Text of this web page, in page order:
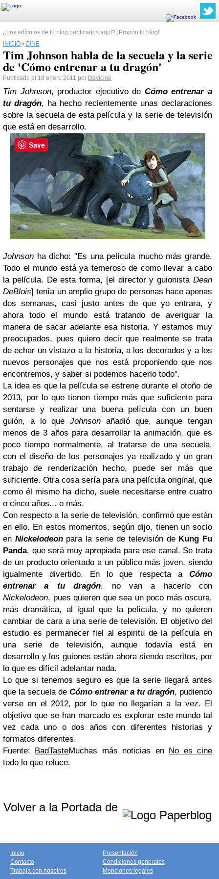
¿Los artículos de tu blog publicados aquí? ¡Propón tu blog!
INICIO › CINE
Tim Johnson habla de la secuela y la serie
de 'Cómo entrenar a tu dragón'
Publicado el 18 enero 2011 por Davicine
Tim Johnson, productor ejecutivo de Cómo entrenar a
tu dragón, ha hecho recientemente unas declaraciones
sobre la secuela de esta película y la serie de televisión
que está en desarrollo.
Johnson ha dicho: "Es una película mucho más grande.
Todo el mundo está ya temeroso de como llevar a cabo
la película. De esta forma, [el director y guionista Dean
DeBlois] tenía un amplio grupo de personas hace apenas
dos semanas, casi justo antes de que yo entrara, y
ahora todo el mundo está tratando de averiguar la
manera de sacar adelante esa historia. Y estamos muy
preocupados, pues quiero decir que realmente se trata
de echar un vistazo a la historia, a los decorados y a los
nuevos personajes que nos está proponiendo que nos
encontremos, y saber si podemos hacerlo todo".
La idea es que la película se estrene durante el otoño de
2013, por lo que tienen tiempo más que suficiente para
sentarse y realizar una buena película con un buen
guión, a lo que Johnson añadió que, aunque tengan
menos de 3 años para desarrollar la animación, que es
poco tiempo normalmente, al tratarse de una secuela,
con el diseño de los personajes ya realizado y un gran
trabajo de renderización hecho, puede ser más que
suficiente. Otra cosa sería para una película original, que
como él mismo ha dicho, suele necesitarse entre cuatro
o cinco años... o más.
Con respecto a la serie de televisión, confirmó que están
en ello. En estos momentos, según dijo, tienen un socio
en Nickelodeon para la serie de televisión deKung Fu
Panda, que será muy apropiada para ese canal. Se trata
de un producto orientado a un público más joven, siendo
igualmente divertido. En lo que respecta a Cómo
entrenar a tu dragón, no van a hacerlo con
Nickelodeon, pues quieren que sea un poco más oscura,
más dramática, al igual que la película, y no quieren
cambiar de cara a una serie de televisión. El objetivo del
estudio es permanecer fiel al espiritu de la película en
una serie de televisión, aunque todavía está en
desarrollo y los guiones están ahora siendo escritos, por
lo que es difícil adelantar nada.
Lo que si tenemos seguro es que la serie llegará antes
que la secuela de Cómo entrenar a tu dragón, pudiendo
verse en el 2012, por lo que no llegarían a la vez. El
objetivo que se han marcado es explorar este mundo tal
vez cada uno o dos años con diferentes historias y
formatos diferentes.
Fuente: BadTasteMuchas más noticias en No es cine
todo lo que reluce.
Volver a la Portada de
Inicio
Contacto
Trabaja con nosotros
Presentación
Condiciones generales
Menciones legales
Save